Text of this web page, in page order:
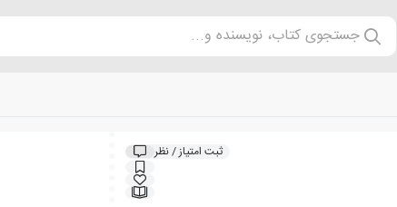
جستجوی کتاب، نویسنده و...
ثبت امتیاز / نظر